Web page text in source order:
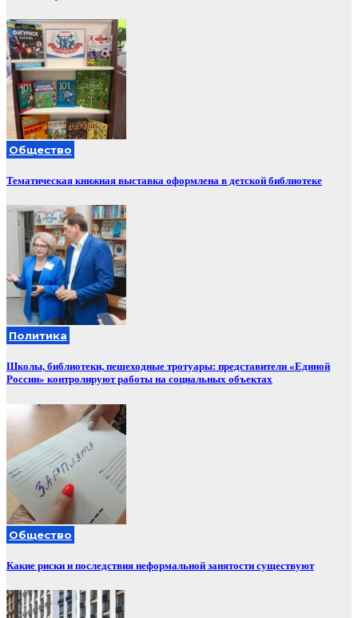
Общество
Тематическая книжная выставка оформлена в детской библиотеке
Политика
Школы, библиотеки, пешеходные тротуары: представители «Единой
России» контролируют работы на социальных объектах
Общество
Какие риски и последствия неформальной занятости существуют